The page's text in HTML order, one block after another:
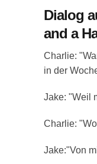
Dialog
and a
Charlie:
in der
Jake: "Weil
Charlie:
Jake:"Von